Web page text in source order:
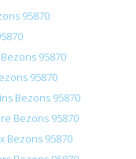
95870
95870
95870
Bezons 95870
Bezons 95870
Bezons 95870